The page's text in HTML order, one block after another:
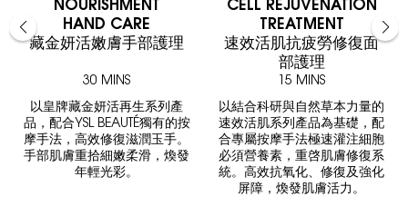
NOURISHMENT
HAND CARE
藏金妍活嫩膚手部護理
30 MINS
以皇牌藏金妍活再生系列產
品，配合YSL BEAUTÉ獨有的按
摩手法，高效修復滋潤玉手。
手部肌膚重拾細嫩柔滑，煥發
年輕光彩。
CELL REJUVENATION
TREATMENT
速效活肌抗疲勞修復面
部護理
15 MINS
以結合科研與自然草本力量的
速效活肌系列產品為基礎，配
合專屬按摩手法極速灌注細胞
必須營養素，重啓肌膚修復系
統。高效抗氧化、修復及強化
屏障，煥發肌膚活力。